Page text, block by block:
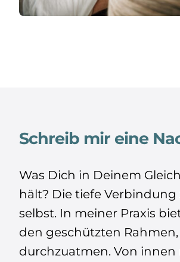
Schreib mir eine
Was Dich in Deinem
hält? Die tiefe Verbindung
selbst. In meiner Praxis
den geschützten
durchzuatmen. Von innen